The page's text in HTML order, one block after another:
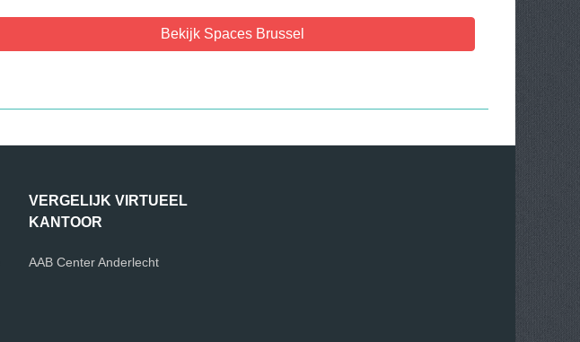
Bekijk Spaces Brussel
VERGELIJK VIRTUEEL
KANTOOR
AAB Center Anderlecht